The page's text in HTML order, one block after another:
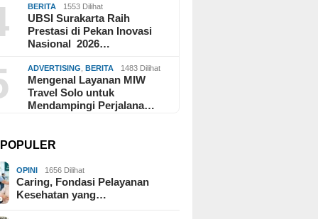
BERITA 1553 Dilihat
UBSI Surakarta Raih
Prestasi di Pekan Inovasi
Nasional 2026…
ADVERTISING ,BERITA 1483 Dilihat
Mengenal Layanan MIW
Travel Solo untuk
Mendampingi Perjalana…
OPINI 1656 Dilihat
Caring, Fondasi Pelayanan
Kesehatan yang…